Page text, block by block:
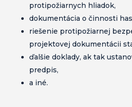
protipožiarnych hliadok,
dokumentácia o činnosti
riešenie protipožiarnej
projektovej dokumentácii
ďalšie doklady, ak tak
predpis,
a iné.